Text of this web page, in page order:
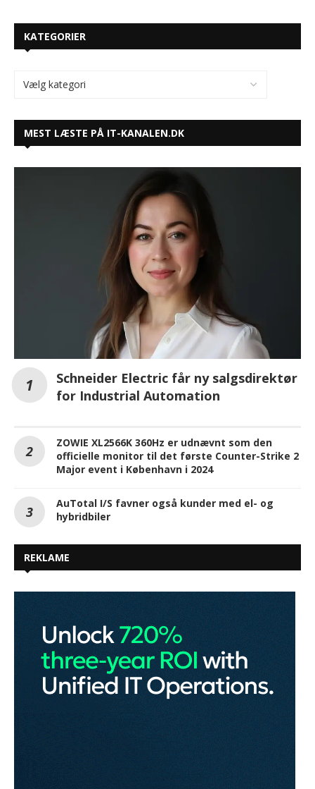
KATEGORIER
MEST LÆSTE PÅ IT-KANALEN.DK
Schneider Electric får ny salgsdirektør
for Industrial Automation
ZOWIE XL2566K 360Hz er udnævnt som den
officielle monitor til det første Counter-Strike 2
Major event i København i 2024
AuTotal I/S favner også kunder med el- og
hybridbiler
REKLAME